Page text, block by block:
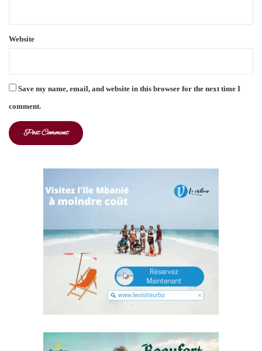
Website
Save my name, email, and website in this browser for the next time I
comment.